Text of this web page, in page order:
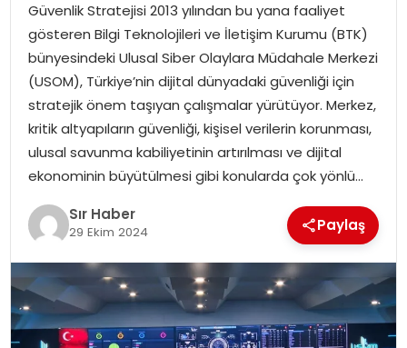
SIYASET
EĞITIM
YAŞAM
Güvenlik Stratejisi 2013 yılından bu yana faaliyet
gösteren Bilgi Teknolojileri ve İletişim Kurumu (BTK)
bünyesindeki Ulusal Siber Olaylara Müdahale Merkezi
(USOM), Türkiye’nin dijital dünyadaki güvenliği için
stratejik önem taşıyan çalışmalar yürütüyor. Merkez,
kritik altyapıların güvenliği, kişisel verilerin korunması,
ulusal savunma kabiliyetinin artırılması ve dijital
ekonominin büyütülmesi gibi konularda çok yönlü…
Sır Haber
29 Ekim 2024 Paylaş